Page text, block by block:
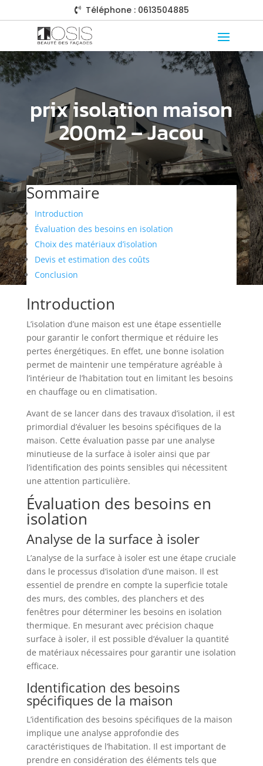
 Téléphone : 0613504885
prix isolation maison
200m2 – Jacou
Sommaire
Introduction
Évaluation des besoins en isolation
Choix des matériaux d’isolation
Devis et estimation des coûts
Conclusion
Introduction
L’isolation d’une maison est une étape essentielle
pour garantir le confort thermique et réduire les
pertes énergétiques. En effet, une bonne isolation
permet de maintenir une température agréable à
l’intérieur de l’habitation tout en limitant les besoins
en chauffage ou en climatisation.
Avant de se lancer dans des travaux d’isolation, il est
primordial d’évaluer les besoins spécifiques de la
maison. Cette évaluation passe par une analyse
minutieuse de la surface à isoler ainsi que par
l’identification des points sensibles qui nécessitent
une attention particulière.
Évaluation des besoins en
isolation
Analyse de la surface à isoler
L’analyse de la surface à isoler est une étape cruciale
dans le processus d’isolation d’une maison. Il est
essentiel de prendre en compte la superficie totale
des murs, des combles, des planchers et des
fenêtres pour déterminer les besoins en isolation
thermique. En mesurant avec précision chaque
surface à isoler, il est possible d’évaluer la quantité
de matériaux nécessaires pour garantir une isolation
efficace.
Identification des besoins
spécifiques de la maison
L’identification des besoins spécifiques de la maison
implique une analyse approfondie des
caractéristiques de l’habitation. Il est important de
prendre en considération des éléments tels que